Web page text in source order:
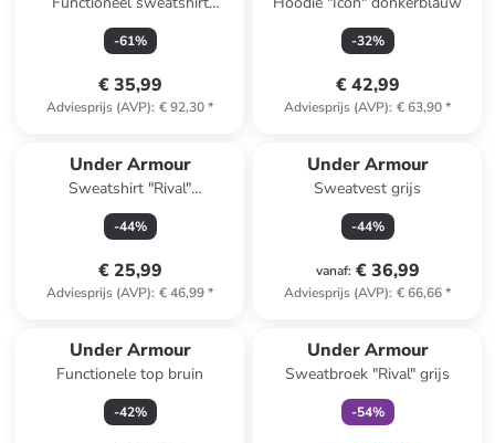
"Unstoppable" antraciet
-61%
€ 35,99
Adviesprijs (AVP): € 92,30*
-32%
€ 42,99
Adviesprijs (AVP): € 63,90*
Under Armour
Sweatshirt "Rival"
donkerblauw
-44%
€ 25,99
Adviesprijs (AVP): € 46,99*
Under Armour
Sweatvest grijs
-44%
vanaf: € 36,99
Adviesprijs (AVP): € 66,66*
Under Armour
Functionele top bruin
-42%
Under Armour
Sweatbroek "Rival" grijs
-54%